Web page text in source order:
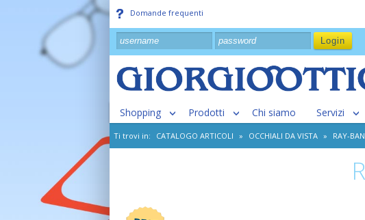
Domande frequenti
Shopping Prodotti Chi siamo Servizi
Ti trovi in: CATALOGO ARTICOLI » OCCHIALI DA VISTA » RAY-BAN